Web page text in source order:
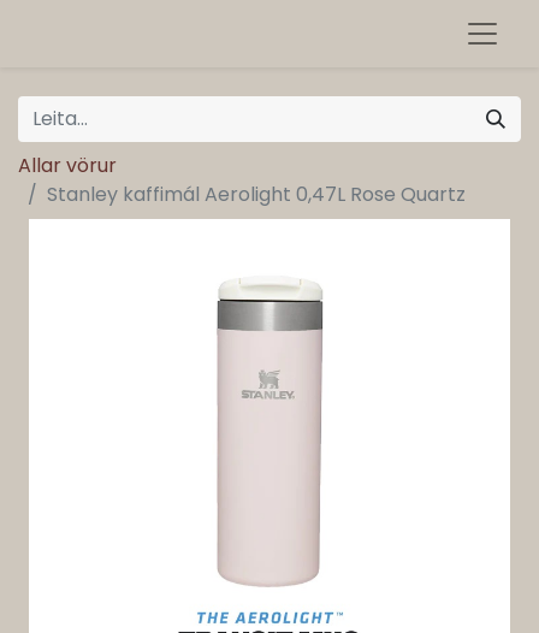
Allar vörur
Stanley kaffimál Aerolight 0,47L Rose Quartz